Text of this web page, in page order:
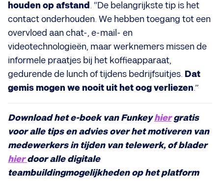
houden op afstand . “De belangrijkste tip is het
contact onderhouden. We hebben toegang tot een
overvloed aan chat-, e-mail- en
videotechnologieën, maar werknemers missen de
informele praatjes bij het koffieapparaat,
gedurende de lunch of tijdens bedrijfsuitjes. Dat
gemis mogen we nooit uit het oog verliezen.”
Download het e-boek van Funkeyhiergratis
voor alle tips en advies over het motiveren van
medewerkers in tijden van telewerk, of blader
hierdoor alle digitale
teambuildingmogelijkheden op het platform